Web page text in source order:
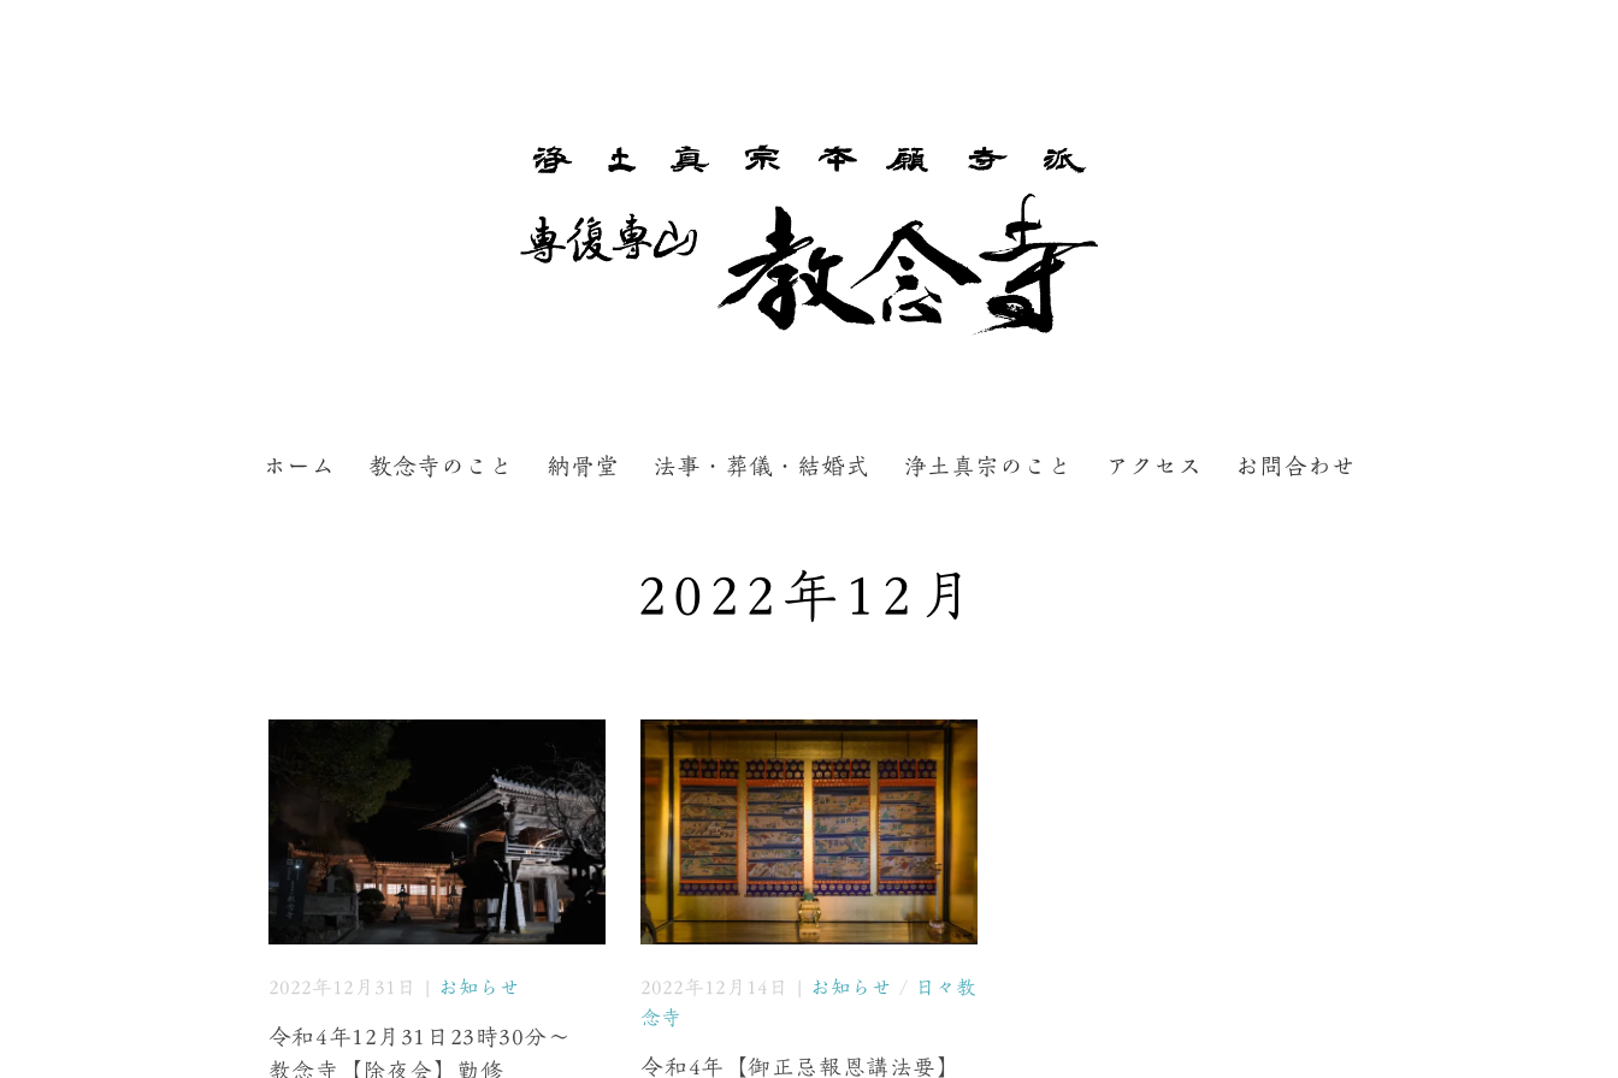
ホーム 教念寺のこと 納骨堂 法事・葬儀・結婚式 浄土真宗のこと アクセス お問合わせ
2022年12月
2022年12月31日 | お知らせ
令和4年12月31日23時30分〜
教念寺【除夜会】勤修
2022年12月14日 | お知らせ /
日々教
念寺
令和4年【御正忌報恩講法要】